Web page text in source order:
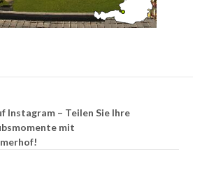
Instagram – Teilen Sie Ihre
mit